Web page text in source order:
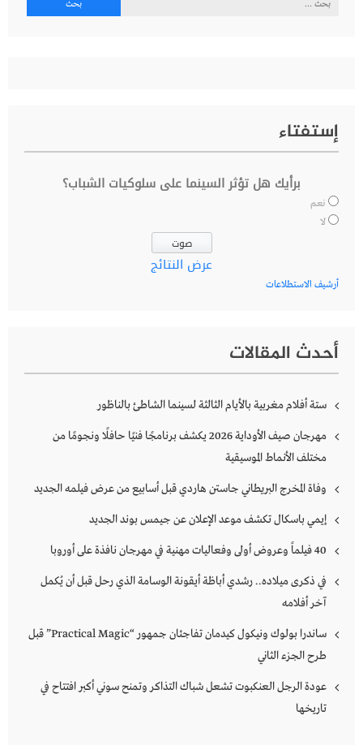
إستفتاء
برأيك هل تؤثر السينما على سلوكيات الشباب؟
نعم
لا
عرض النتائج
أرشيف الاستطلاعات
أحدث المقالات
ستة أفلام مغربية بالأيام الثالثة لسينما الشاطئ بالناظور
مهرجان صيف الأوداية 2026 يكشف برنامجًا فنيًا حافلًا ونجومًا من
مختلف الأنماط الموسيقية
وفاة المخرج البريطاني جاستن هاردي قبل أسابيع من عرض فيلمه الجديد
إيمي باسكال تكشف موعد الإعلان عن جيمس بوند الجديد
40 فيلماً وعروض أولى وفعاليات مهنية في مهرجان نافذة على أوروبا
في ذكرى ميلاده.. رشدي أباظة أيقونة الوسامة الذي رحل قبل أن يُكمل
آخر أفلامه
ساندرا بولوك ونيكول كيدمان تفاجئان جمهور “Practical Magic” قبل
طرح الجزء الثاني
عودة الرجل العنكبوت تشعل شباك التذاكر وتمنح سوني أكبر افتتاح في
تاريخها